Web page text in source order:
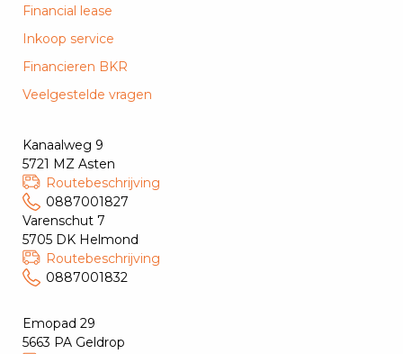
Financial lease
Inkoop service
Financieren BKR
Veelgestelde vragen
Kanaalweg 9
5721 MZ Asten
Routebeschrijving
0887001827
Varenschut 7
5705 DK Helmond
Routebeschrijving
0887001832
Emopad 29
5663 PA Geldrop